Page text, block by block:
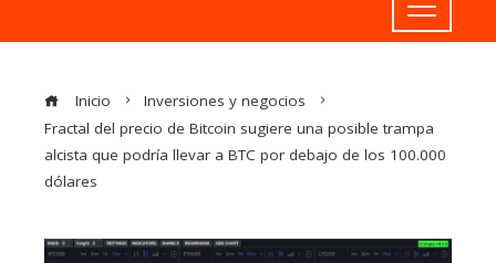
Inicio
Inversiones y negocios
Fractal del precio de Bitcoin sugiere una posible trampa
alcista que podría llevar a BTC por debajo de los 100.000
dólares